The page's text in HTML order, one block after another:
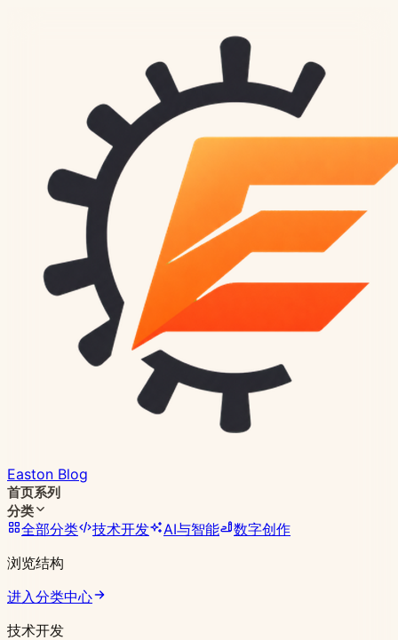
Easton Blog
首页系列
分类
全部分类 技术开发 AI与智能
数字创作
浏览结构
进入分类中心
技术开发